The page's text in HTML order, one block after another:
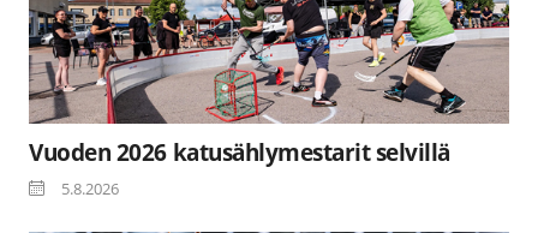
Vuoden 2026 katusählymestarit selvillä
5.8.2026